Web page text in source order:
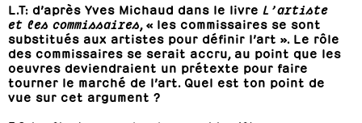
L.T: d’après Yves Michaud dans le livre L’artiste
et les commissaires , « les commissaires se sont
substitués aux artistes pour définir l’art ». Le rôle
des commissaires se serait accru, au point que les
oeuvres deviendraient un prétexte pour faire
tourner le marché de l’art. Quel est ton point de
vue sur cet argument ?